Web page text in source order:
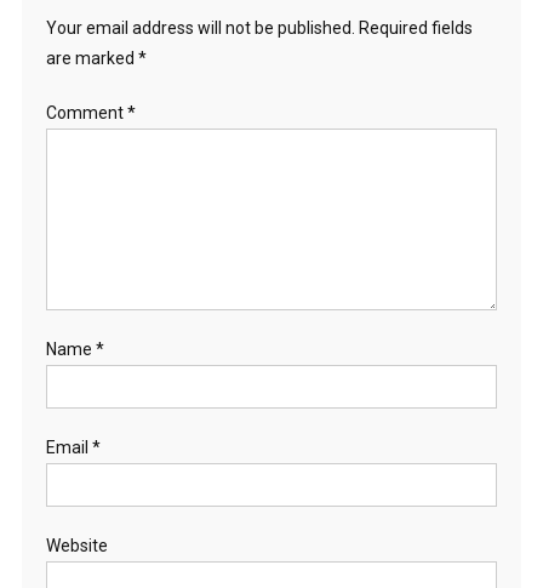
Your email address will not be published.
Required fields
are marked *
Comment*
Name *
Email *
Website